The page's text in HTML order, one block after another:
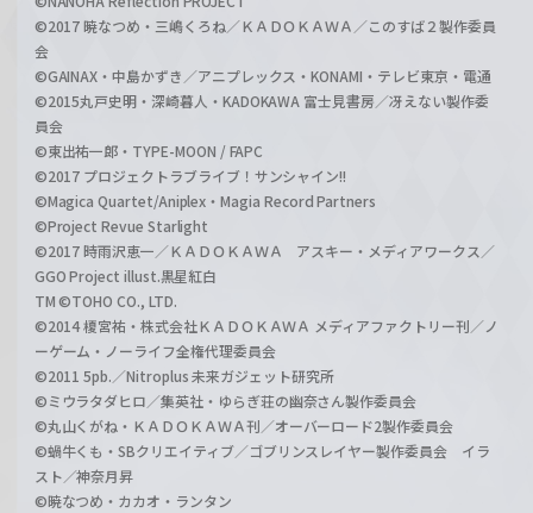
©2017 暁なつめ・三嶋くろね／ＫＡＤＯＫＡＷＡ／このすば２製作委員
会
©GAINAX・中島かずき／アニプレックス・KONAMI・テレビ東京・電通
©2015丸戸史明・深崎暮人・KADOKAWA 富士見書房／冴えない製作委
員会
©東出祐一郎・TYPE-MOON / FAPC
©2017 プロジェクトラブライブ！サンシャイン!!
©Magica Quartet/Aniplex・Magia Record Partners
©Project Revue Starlight
©2017 時雨沢恵一／ＫＡＤＯＫＡＷＡ アスキー・メディアワークス／
GGO Project illust.黒星紅白
TM ©TOHO CO., LTD.
©2014 榎宮祐・株式会社ＫＡＤＯＫＡＷＡ メディアファクトリー刊／ノ
ーゲーム・ノーライフ全権代理委員会
©2011 5pb.／Nitroplus 未来ガジェット研究所
©ミウラタダヒロ／集英社・ゆらぎ荘の幽奈さん製作委員会
©丸山くがね・ＫＡＤＯＫＡＷＡ刊／オーバーロード2製作委員会
©蝸牛くも・SBクリエイティブ／ゴブリンスレイヤー製作委員会 イラ
スト／神奈月昇
©暁なつめ・カカオ・ランタン